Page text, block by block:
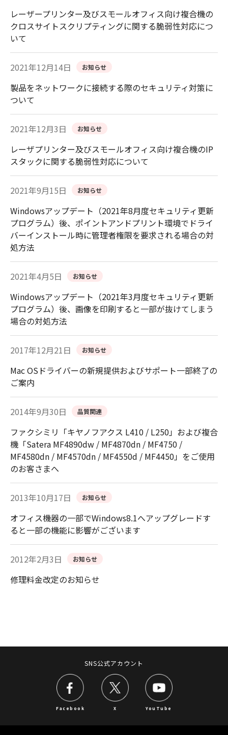
レーザープリンター及びスモールオフィス向け複合機の
クロスサイトスクリプティングに関する脆弱性対応につ
いて
2021年12月14日 お知らせ
製品をネットワークに接続する際のセキュリティ対策に
ついて
2021年12月3日 お知らせ
レーザプリンター及びスモールオフィス向け複合機のIP
スタックに関する脆弱性対応について
2021年9月15日 お知らせ
Windowsアップデート（2021年8月度セキュリティ更新
プログラム）後、ポイントアンドプリント環境でドライ
バーインストール時に管理者権限を要求される場合の対
処方法
2021年4月5日 お知らせ
Windowsアップデート（2021年3月度セキュリティ更新
プログラム）後、画像を印刷すると一部が抜けてしまう
場合の対処方法
2017年12月21日 お知らせ
Mac OSドライバーの新規提供およびサポート一部終了の
ご案内
2014年9月30日 品質関連
ファクシミリ「キヤノフアクス L410 / L250」および複合
機「Satera MF4890dw / MF4870dn / MF4750 /
MF4580dn / MF4570dn / MF4550d / MF4450」をご使用
のお客さまへ
2013年10月17日 お知らせ
オフィス機器の一部でWindows8.1へアップグレードす
ると一部の機能に影響がございます
2012年2月3日 お知らせ
修理料金改定のお知らせ
SNS公式アカウント
Facebook X YouTube